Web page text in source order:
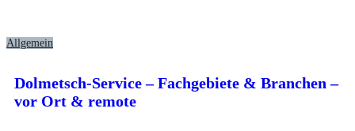
Allgemein
Dolmetsch-Service – Fachgebiete & Branchen –
vor Ort & remote